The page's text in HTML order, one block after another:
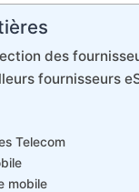
des
fournisseurs
Telecom
mobile